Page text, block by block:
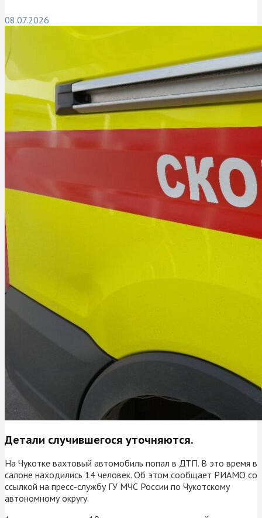
08.07.2026
Детали случившегося уточняются.
На Чукотке вахтовый автомобиль попал в ДТП. В это время в
салоне находились 14 человек. Об этом сообщает РИАМО со
ссылкой на пресс-службу ГУ МЧС России по Чукотскому
автономному округу.